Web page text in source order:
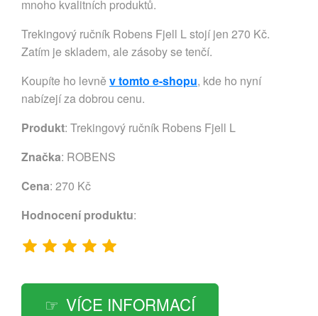
mnoho kvalitních produktů.
Trekingový ručník Robens Fjell L stojí jen 270 Kč.
Zatím je skladem, ale zásoby se tenčí.
Koupíte ho levně v tomto e-shopu, kde ho nyní
nabízejí za dobrou cenu.
Produkt: Trekingový ručník Robens Fjell L
Značka: ROBENS
Cena: 270 Kč
Hodnocení produktu:
VÍCE INFORMACÍ